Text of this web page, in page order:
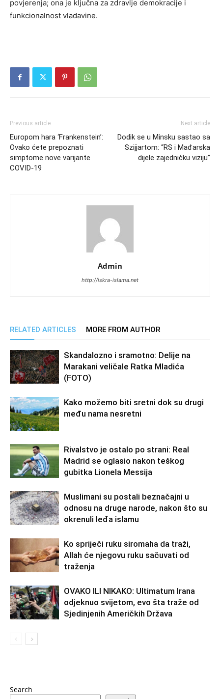
povjerenja; ona je ključna za zdravlje demokracije i
funkcionalnost vladavine.
Previous article
Europom hara ‘Frankenstein’:
Ovako ćete prepoznati
simptome nove varijante
COVID-19
Next article
Dodik se u Minsku sastao sa
Szijjartom: “RS i Mađarska
dijele zajedničku viziju”
Admin
http://iskra-islama.net
RELATED ARTICLES MORE FROM AUTHOR
Skandalozno i sramotno: Delije na
Marakani veličale Ratka Mladića
(FOTO)
Kako možemo biti sretni dok su drugi
među nama nesretni
Rivalstvo je ostalo po strani: Real
Madrid se oglasio nakon teškog
gubitka Lionela Messija
Muslimani su postali beznačajni u
odnosu na druge narode, nakon što su
okrenuli leđa islamu
Ko spriječi ruku siromaha da traži,
Allah će njegovu ruku sačuvati od
traženja
OVAKO ILI NIKAKO: Ultimatum Irana
odjeknuo svijetom, evo šta traže od
Sjedinjenih Američkih Država
Search